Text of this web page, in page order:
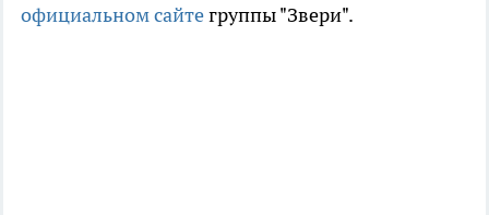
официальном сайтегруппы "Звери".